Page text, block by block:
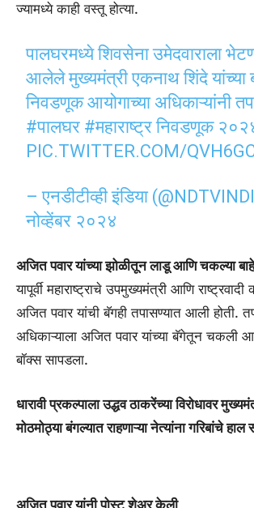
ज्यामध्ये काही वस्तू होत्या.
पालघरमध्ये शिवसेना उमेदवाराला
आलेले मुख्यमंत्री एकनाथ शिंदे यांच्या
निवडणूक आयोगाच्या अधिकाऱ्यांनी
#पालघर #महाराष्ट्र निवडणूक
PIC.TWITTER.COM/
– एनडीटीव्ही इंडिया
नोव्हेंबर २०२४
अजित पवार यांच्या झोळीतून लाडू आणि चकल्या
यापूर्वी महाराष्ट्राचे उपमुख्यमंत्री आणि
अजित पवार यांची बॅगही तपासण्यात आली होती.
अधिकाऱ्याला अजित पवार यांच्या बॅगेतून चकली
बॉक्स सापडला.
धारावी प्रकल्पाला उद्धव ठाकरेंच्या विरोधावर
मोठमोठ्या बंगल्यात राहणाऱ्या नेत्यांना गरिबांचे